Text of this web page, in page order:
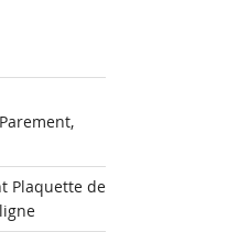
Plaquette de